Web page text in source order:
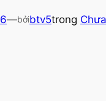
—bởibtv5trong